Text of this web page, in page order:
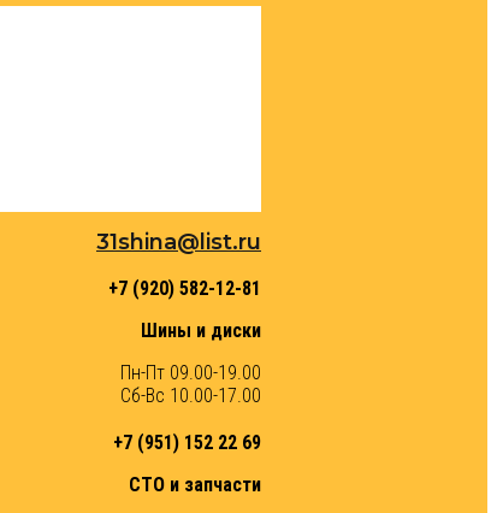
31shina@list.ru
+7 (920) 582-12-81
Шины и диски
Пн-Пт 09.00-19.00
Сб-Вс 10.00-17.00
+7 (951) 152 22 69
СТО и запчасти